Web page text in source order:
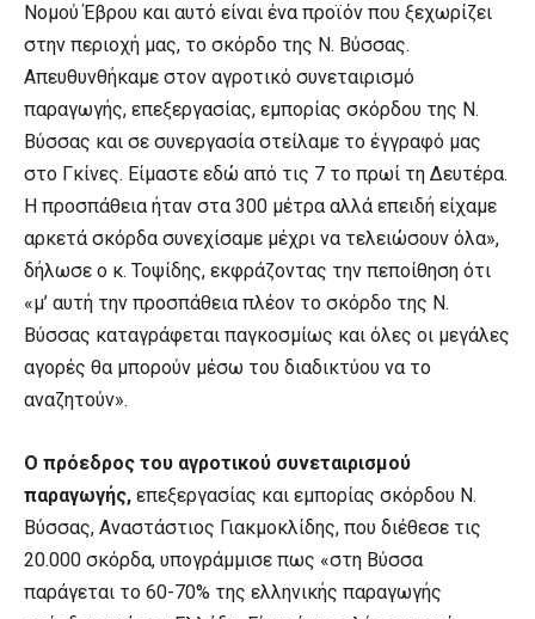
Νομού Έβρου και αυτό είναι ένα προϊόν που ξεχωρίζει
στην περιοχή μας, το σκόρδο της Ν. Βύσσας.
Απευθυνθήκαμε στον αγροτικό συνεταιρισμό
παραγωγής, επεξεργασίας, εμπορίας σκόρδου της Ν.
Βύσσας και σε συνεργασία στείλαμε το έγγραφό μας
στο Γκίνες. Είμαστε εδώ από τις 7 το πρωί τη Δευτέρα.
Η προσπάθεια ήταν στα 300 μέτρα αλλά επειδή είχαμε
αρκετά σκόρδα συνεχίσαμε μέχρι να τελειώσουν όλα»,
δήλωσε ο κ. Τοψίδης, εκφράζοντας την πεποίθηση ότι
«μ’ αυτή την προσπάθεια πλέον το σκόρδο της Ν.
Βύσσας καταγράφεται παγκοσμίως και όλες οι μεγάλες
αγορές θα μπορούν μέσω του διαδικτύου να το
αναζητούν».
Ο πρόεδρος του αγροτικού συνεταιρισμού
παραγωγής, επεξεργασίας και εμπορίας σκόρδου Ν.
Βύσσας, Αναστάστιος Γιακμοκλίδης, που διέθεσε τις
20.000 σκόρδα, υπογράμμισε πως «στη Βύσσα
παράγεται το 60-70% της ελληνικής παραγωγής